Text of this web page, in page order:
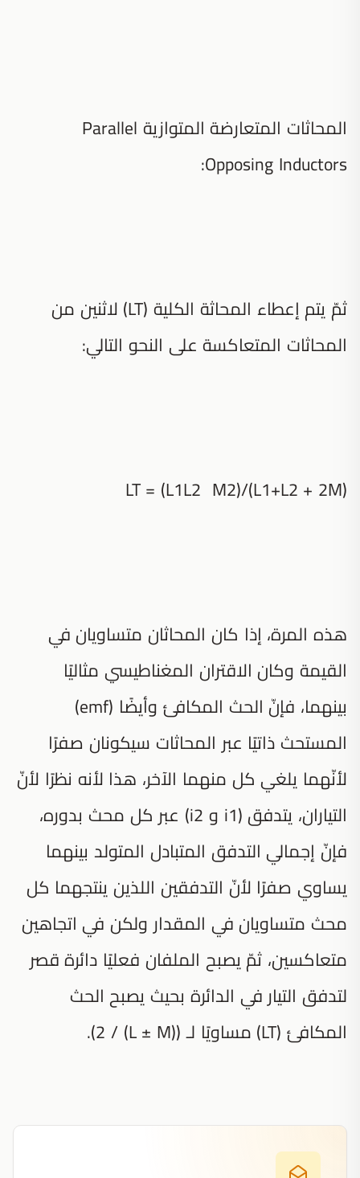
المحاثات المتعارضة المتوازية Parallel
Opposing Inductors:
ثمّ يتم إعطاء المحاثة الكلية (LT) لاثنين من
المحاثات المتعاكسة على النحو التالي:
LT = (L1L2 M2)/(L1+L2 + 2M)
هذه المرة، إذا كان المحاثان متساويان في
القيمة وكان الاقتران المغناطيسي مثاليًا
بينهما، فإنّ الحث المكافئ وأيضًا (emf)
المستحث ذاتيًا عبر المحاثات سيكونان صفرًا
لأنّهما يلغي كل منهما الآخر، هذا لأنه نظرًا لأنّ
التياران، يتدفق (i1 و i2) عبر كل محث بدوره،
فإنّ إجمالي التدفق المتبادل المتولد بينهما
يساوي صفرًا لأنّ التدفقين اللذين ينتجهما كل
محث متساويان في المقدار ولكن في اتجاهين
متعاكسين، ثمّ يصبح الملفان فعليًا دائرة قصر
لتدفق التيار في الدائرة بحيث يصبح الحث
المكافئ (LT) مساويًا لـ ((L ± M) / 2).